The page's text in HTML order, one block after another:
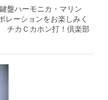
盤ハーモニカ・マリン
レーションをお楽しみく
カホン打！倶楽部